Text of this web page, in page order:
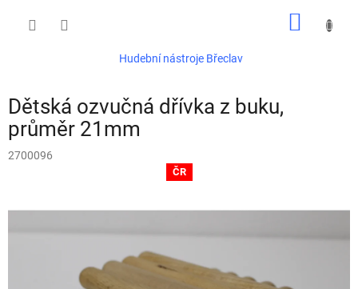
Hudební nástroje Břeclav
Dětská ozvučná dřívka z buku,
průměr 21mm
2700096
ČR